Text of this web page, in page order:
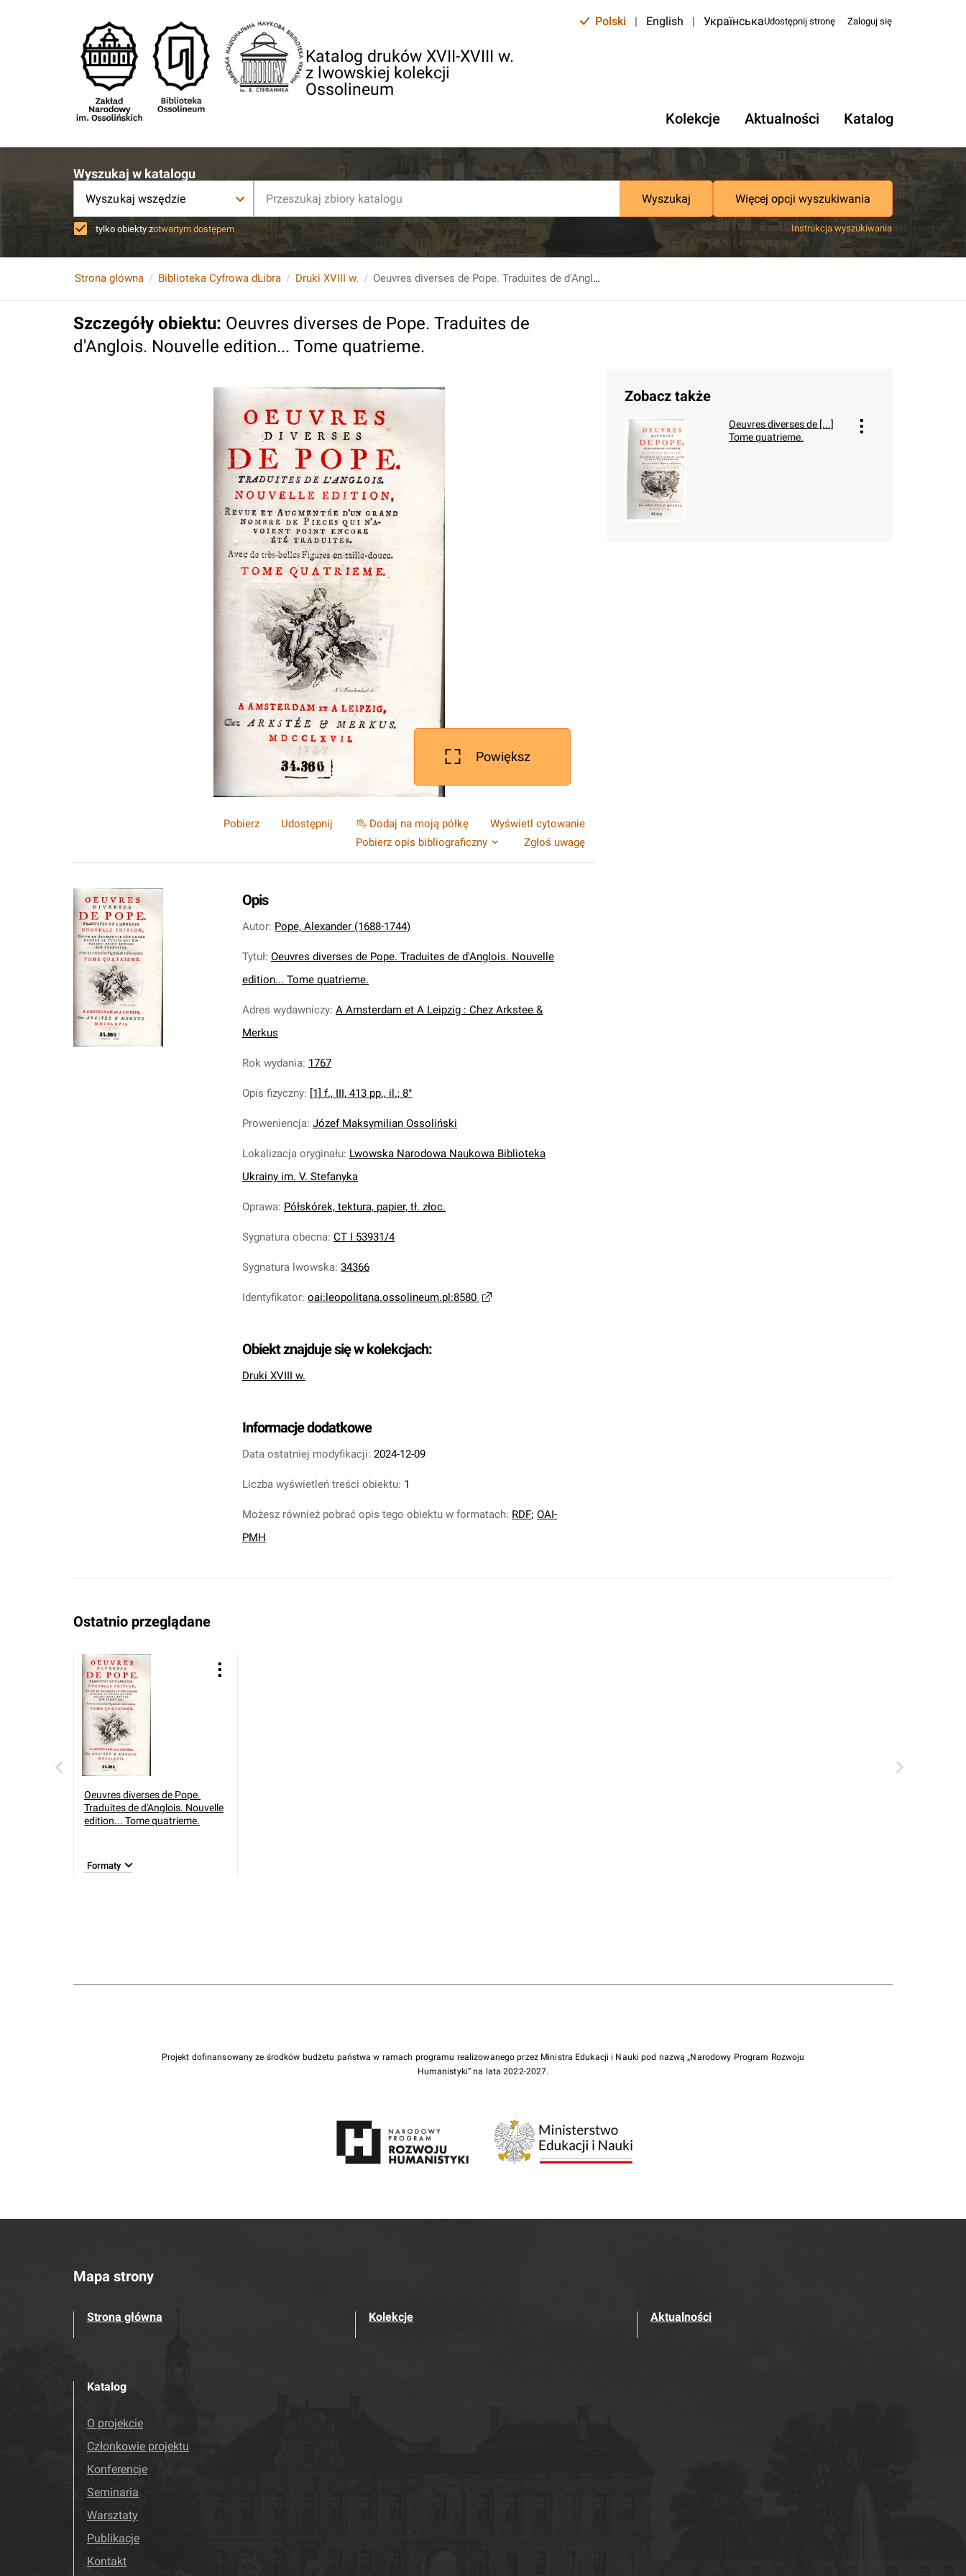
Katalog druków XVII-XVIII w.
z lwowskiej kolekcji
Ossolineum
Polski | English | УкраїнськаUdostępnij stronę Zaloguj się
Kolekcje Aktualności Katalog
Wyszukaj w katalogu
Wyszukaj wszędzie Wyszukaj Więcej opcji wyszukiwania
tylko obiekty zotwartym dostępem Instrukcja wyszukiwania
Strona główna Biblioteka Cyfrowa dLibra Druki XVIII w. Oeuvres diverses de Pope. Traduites de d'Anglois. Nouvelle edition... Tome quatrieme.
Szczegóły obiektu: Oeuvres diverses de Pope. Traduites de
d'Anglois. Nouvelle edition... Tome quatrieme.
Powiększ
Pobierz Udostępnij Dodaj na moją półkę
Wyświetl cytowanie
Pobierz opis bibliograficzny
Zgłoś uwagę
Opis
Autor: Pope, Alexander (1688-1744)
Tytuł: Oeuvres diverses de Pope. Traduites de d'Anglois. Nouvelle
edition... Tome quatrieme.
Adres wydawniczy: A Amsterdam et A Leipzig : Chez Arkstee &
Merkus
Rok wydania: 1767
Opis fizyczny: [1] f., III, 413 pp., il.; 8°
Proweniencja: Józef Maksymilian Ossoliński
Lokalizacja oryginału: Lwowska Narodowa Naukowa Biblioteka
Ukrainy im. V. Stefanyka
Oprawa: Półskórek, tektura, papier, tł. złoc.
Sygnatura obecna: CT I 53931/4
Sygnatura lwowska: 34366
Identyfikator: oai:leopolitana.ossolineum.pl:8580
Obiekt znajduje się w kolekcjach:
Druki XVIII w.
Informacje dodatkowe
Data ostatniej modyfikacji: 2024-12-09
Liczba wyświetleń treści obiektu: 1
Możesz również pobrać opis tego obiektu w formatach: RDF; OAI-
PMH
Zobacz także
Oeuvres diverses de [...]
Tome quatrieme.
Ostatnio przeglądane
Oeuvres diverses de Pope.
Traduites de d'Anglois. Nouvelle
edition... Tome quatrieme.
Formaty
Projekt dofinansowany ze środków budżetu państwa w ramach programu realizowanego przez Ministra Edukacji i Nauki pod nazwą „Narodowy Program Rozwoju
Humanistyki” na lata 2022-2027.
Mapa strony
Strona główna Kolekcje Aktualności
Katalog
O projekcie
Członkowie projektu
Konferencje
Seminaria
Warsztaty
Publikacje
Kontakt